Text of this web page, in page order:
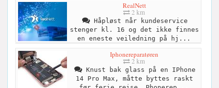
RealNett
2 km
Håpløst når kundeservice
stenger kl. 16 og det ikke finnes
en eneste veiledning på hj...
Iphonereparatøren
2 km
Knust bak glass på en IPhone
14 Pro Max, måtte byttes raskt